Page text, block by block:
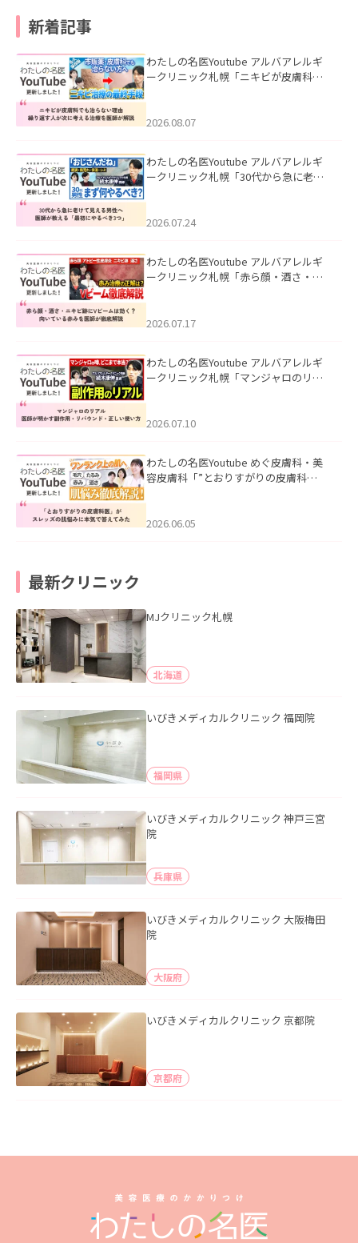
新着記事
わたしの名医Youtube アルバアレルギ
ークリニック札幌「ニキビが皮膚科で
ました。
2026.08.07
わたしの名医Youtube アルバアレルギ
ークリニック札幌「30代から急に老け
た。
2026.07.24
わたしの名医Youtube アルバアレルギ
ークリニック札幌「赤ら顔・酒さ・ニ
した。
2026.07.17
わたしの名医Youtube アルバアレルギ
ークリニック札幌「マンジャロのリア
た。
2026.07.10
わたしの名医Youtube めぐ皮膚科・美
容皮膚科「”とおりすがりの皮膚科
2026.06.05
最新クリニック
MJクリニック札幌
北海道
いびきメディカルクリニック 福岡院
福岡県
いびきメディカルクリニック 神戸三宮
院
兵庫県
いびきメディカルクリニック 大阪梅田
院
大阪府
いびきメディカルクリニック 京都院
京都府